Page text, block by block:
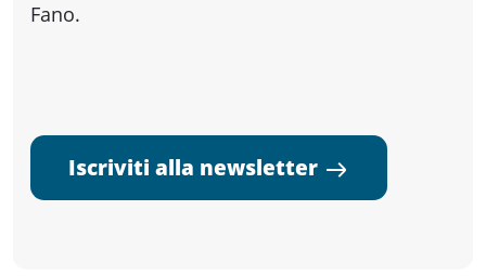
Fano.
Iscriviti alla newsletter